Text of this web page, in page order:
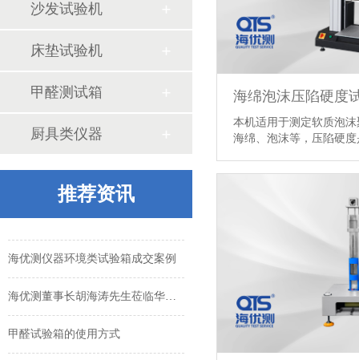
海绵泡沫压陷硬度
本机适用于测定软质泡
海绵、泡沫等，压陷硬
沙发试验机
床垫试验机
甲醛测试箱
厨具类仪器
推荐资讯
甲醛试验箱的使用方式
纸箱抗压试验有哪些标准
苏州索迩电子购买我司多台环境及包装检测设备
海优测仪器环境类试验箱成交案例
甲醛试验箱的使用方式